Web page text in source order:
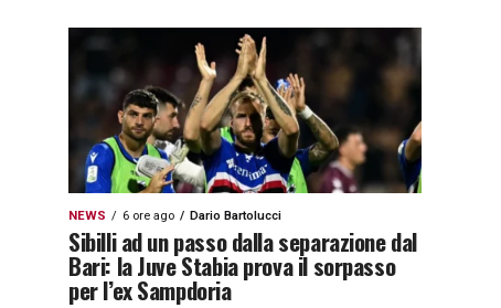
NEWS 6 ore ago Dario Bartolucci
Sibilli ad un passo dalla separazione dal
Bari: la Juve Stabia prova il sorpasso
per l’ex Sampdoria